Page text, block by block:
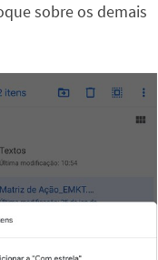
sobre os demais